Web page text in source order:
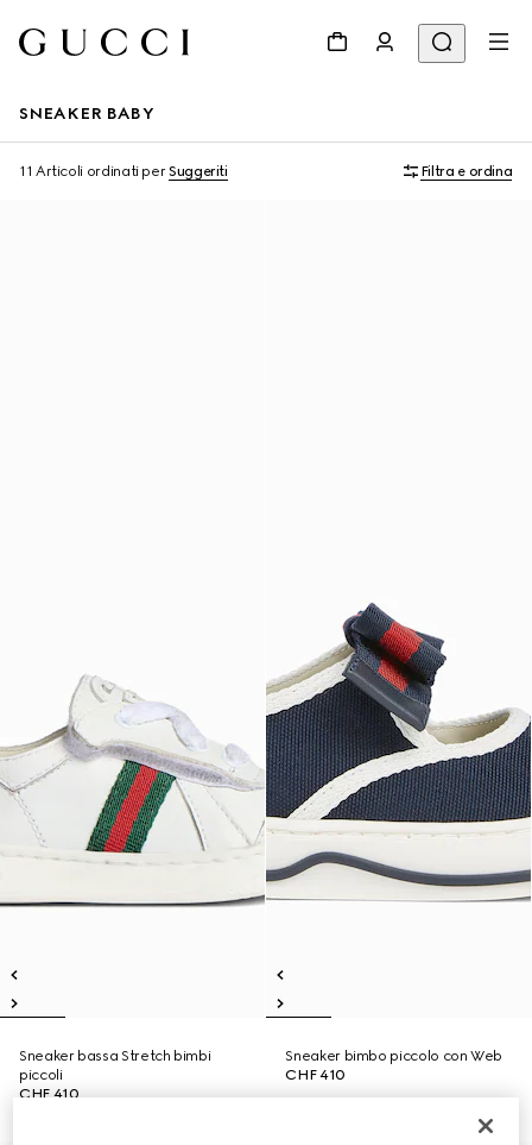
SNEAKER BABY
11 Articoli ordinati perSuggeriti Filtra e ordina
Sneaker bassa Stretch bimbi
piccoli
CHF 410
Sneaker bimbo piccolo con Web
CHF 410